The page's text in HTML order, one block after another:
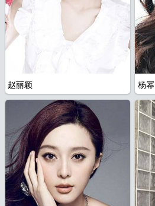
赵丽颖 杨幂